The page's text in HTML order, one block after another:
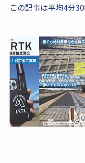
この記事は平均4分